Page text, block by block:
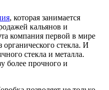
, которая занимается
кальянов и
компания первой в мире
органического стекла. И
стекла и металла.
более прочного и